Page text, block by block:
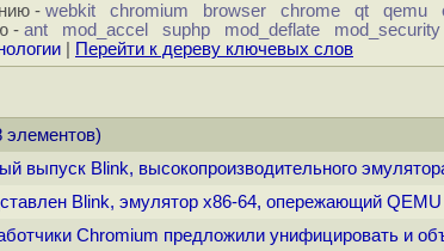
- webkit chromium browser chrome qt qemu
- ant mod_accel suphp mod_deflate mod_security
Перейти к дереву ключевых слов
элементов)
выпуск Blink, высокопроизводительного
Blink, эмулятор x86-64, опережающий QEMU
Chromium предложили унифицировать и